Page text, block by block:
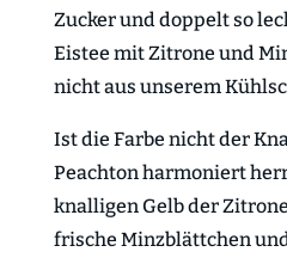
Zucker und doppelt so
Eistee mit Zitrone und
nicht aus unserem
Ist die Farbe nicht der
Peachton harmoniert
knalligen Gelb der
frische Minzblättchen